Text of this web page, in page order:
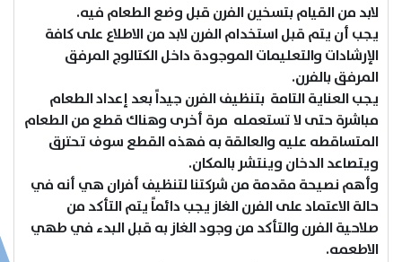
لابد من القيام بتسخين الفرن قبل وضع الطعام فيه.
يجب أن يتم قبل استخدام الفرن لابد من الاطلاع على كافة
الإرشادات والتعليمات الموجودة داخل الكتالوج المرفق
المرفق بالفرن.
يجب العناية التامة بتنظيف الفرن جيداً بعد إعداد الطعام
مباشرة حتى لا تستعمله مرة أخرى وهناك قطع من الطعام
المتساقطه عليه والعالقة به فهذه القطع سوف تحترق
ويتصاعد الدخان وينتشر بالمكان.
وأهم نصيحة مقدمة من شركتنا لتنظيف أفران هي أنه في
حالة الاعتماد على الفرن الغاز يجب دائماً يتم التأكد من
صلاحية الفرن والتأكد من وجود الغاز به قبل البدء في طهي
الاطعمه.